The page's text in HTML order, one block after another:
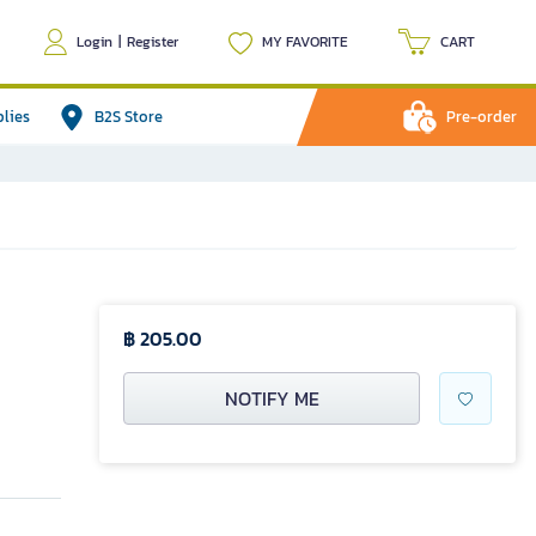
Login | Register MY FAVORITE CART
B2S Store Pre-order
฿ 205.00
NOTIFY ME